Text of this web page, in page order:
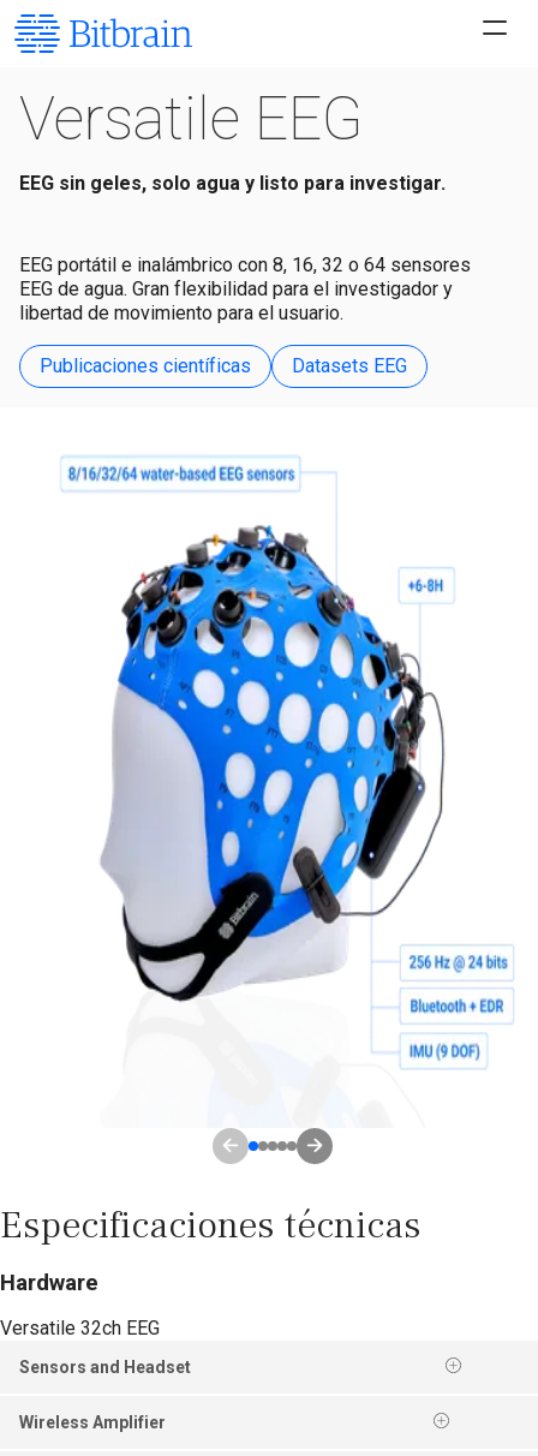
Versatile EEG
EEG sin geles, solo agua y listo para investigar.
EEG portátil e inalámbrico con 8, 16, 32 o 64 sensores
EEG de agua. Gran flexibilidad para el investigador y
libertad de movimiento para el usuario.
Publicaciones científicas Datasets EEG
Especificaciones técnicas
Hardware
Versatile 32ch EEG
Sensors and Headset
Wireless Amplifier